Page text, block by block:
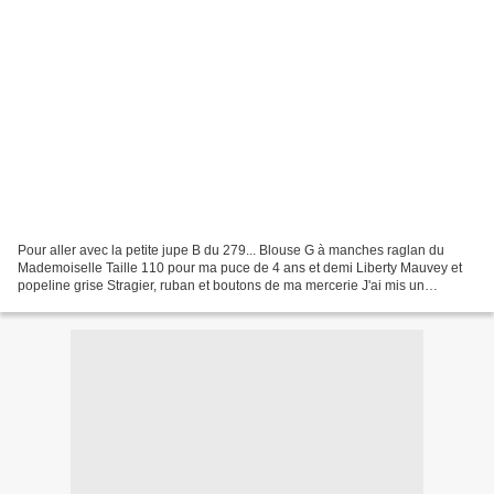
Pour aller avec la petite jupe B du 279... Blouse G à manches raglan du
Mademoiselle Taille 110 pour ma puce de 4 ans et demi Liberty Mauvey et
popeline grise Stragier, ruban et boutons de ma mercerie J'ai mis un